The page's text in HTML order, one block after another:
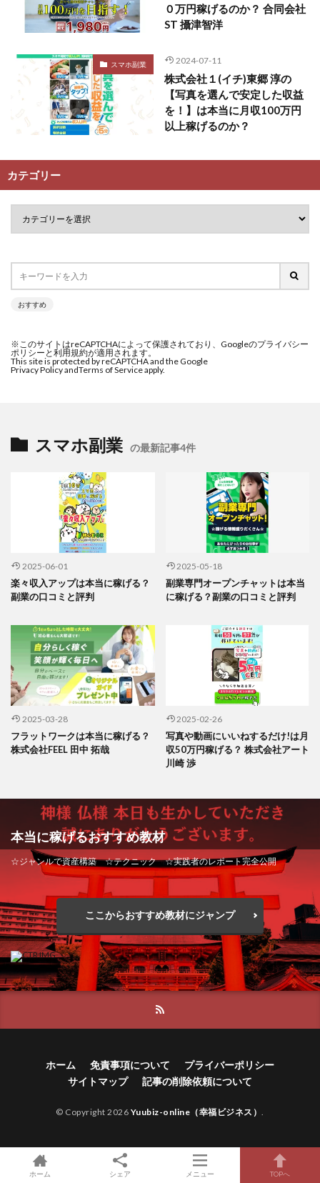
０万円稼げるのか？ 合同会社
ST 攝津智洋
スマホ副業 2024-07-11
株式会社１(イチ)東郷 淳の
【写真を選んで安定した収益
を！】は本当に月収100万円
以上稼げるのか？
カテゴリー
おすすめ
※このサイトはreCAPTCHAによって保護されており、Googleのプライバシー
ポリシーと利用規約が適用されます。
This site is protected by reCAPTCHA and the Google
Privacy Policy andTerms of Service apply.
スマホ副業 の最新記事4件
2025-06-01
楽々収入アップは本当に稼げる？
副業の口コミと評判
2025-05-18
副業専門オープンチャットは本当
に稼げる？副業の口コミと評判
2025-03-28
フラットワークは本当に稼げる？
株式会社FEEL 田中 拓哉
2025-02-26
写真や動画にいいねするだけ!は月
収50万円稼げる？ 株式会社アート
川崎 渉
本当に稼げるおすすめ教材
☆ジャンルで資産構築 ☆テクニック ☆実践者のレポート完全公開
ここからおすすめ教材にジャンプ
ホーム 免責事項について
プライバーポリシー
サイトマップ
記事の削除依頼について
© Copyright 2026 Yuubiz-online（幸福ビジネス）.
ホーム シェア メニュー TOPへ
김 가싸